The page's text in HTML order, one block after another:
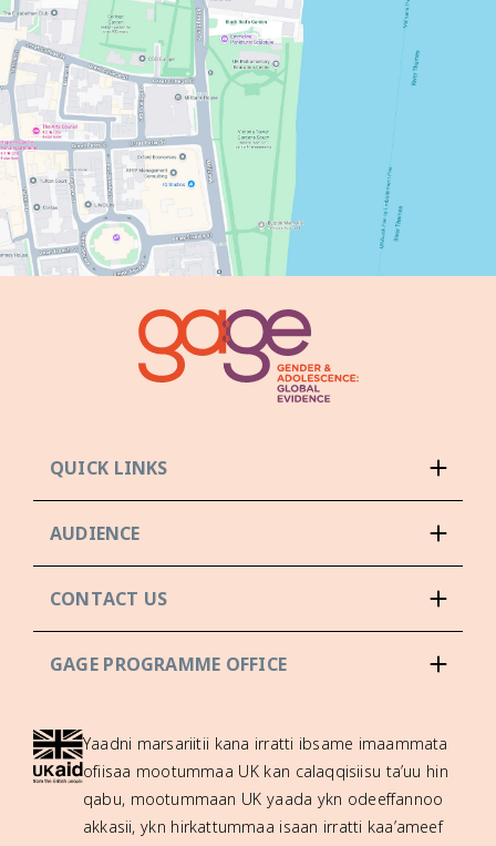
QUICK LINKS
AUDIENCE
CONTACT US
GAGE PROGRAMME OFFICE
Yaadni marsariitii kana irratti ibsame imaammata
ofiisaa mootummaa UK kan calaqqisiisu ta’uu hin
qabu, mootummaan UK yaada ykn odeeffannoo
akkasii, ykn hirkattummaa isaan irratti kaa’ameef